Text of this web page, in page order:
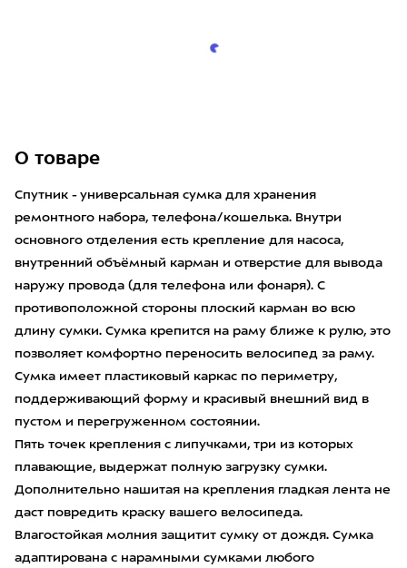
О товаре
Спутник - универсальная сумка для хранения
ремонтного набора, телефона/кошелька. Внутри
основного отделения есть крепление для насоса,
внутренний объёмный карман и отверстие для вывода
наружу провода (для телефона или фонаря). С
противоположной стороны плоский карман во всю
длину сумки. Сумка крепится на раму ближе к рулю, это
позволяет комфортно переносить велосипед за раму.
Сумка имеет пластиковый каркас по периметру,
поддерживающий форму и красивый внешний вид в
пустом и перегруженном состоянии.
Пять точек крепления с липучками, три из которых
плавающие, выдержат полную загрузку сумки.
Дополнительно нашитая на крепления гладкая лента не
даст повредить краску вашего велосипеда.
Влагостойкая молния защитит сумку от дождя. Сумка
адаптирована с нарамными сумками любого